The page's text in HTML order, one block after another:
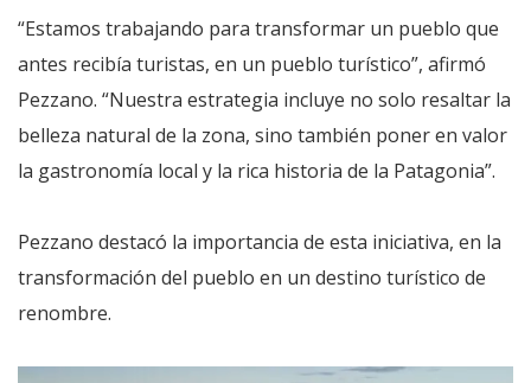
“Estamos trabajando para transformar un pueblo que
antes recibía turistas, en un pueblo turístico”, afirmó
Pezzano. “Nuestra estrategia incluye no solo resaltar la
belleza natural de la zona, sino también poner en valor
la gastronomía local y la rica historia de la Patagonia”.
Pezzano destacó la importancia de esta iniciativa, en la
transformación del pueblo en un destino turístico de
renombre.